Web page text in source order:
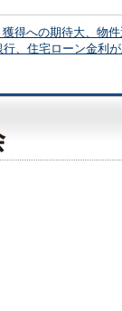
得への期待大、物
行、住宅ローン金利